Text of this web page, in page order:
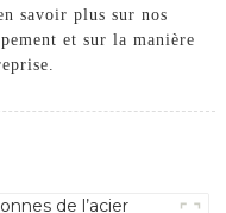
savoir plus sur nos
et sur la manière